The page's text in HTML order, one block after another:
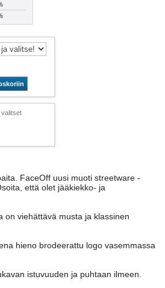
FaceOff uusi muoti streetware -
että olet jääkiekko- ja
on viehättävä musta ja klassinen
hieno brodeerattu logo vasemmassa
istuvuuden ja puhtaan ilmeen.